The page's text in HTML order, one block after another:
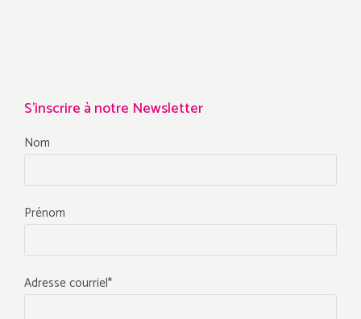
S'inscrire à notre Newsletter
Nom
Prénom
Adresse courriel*